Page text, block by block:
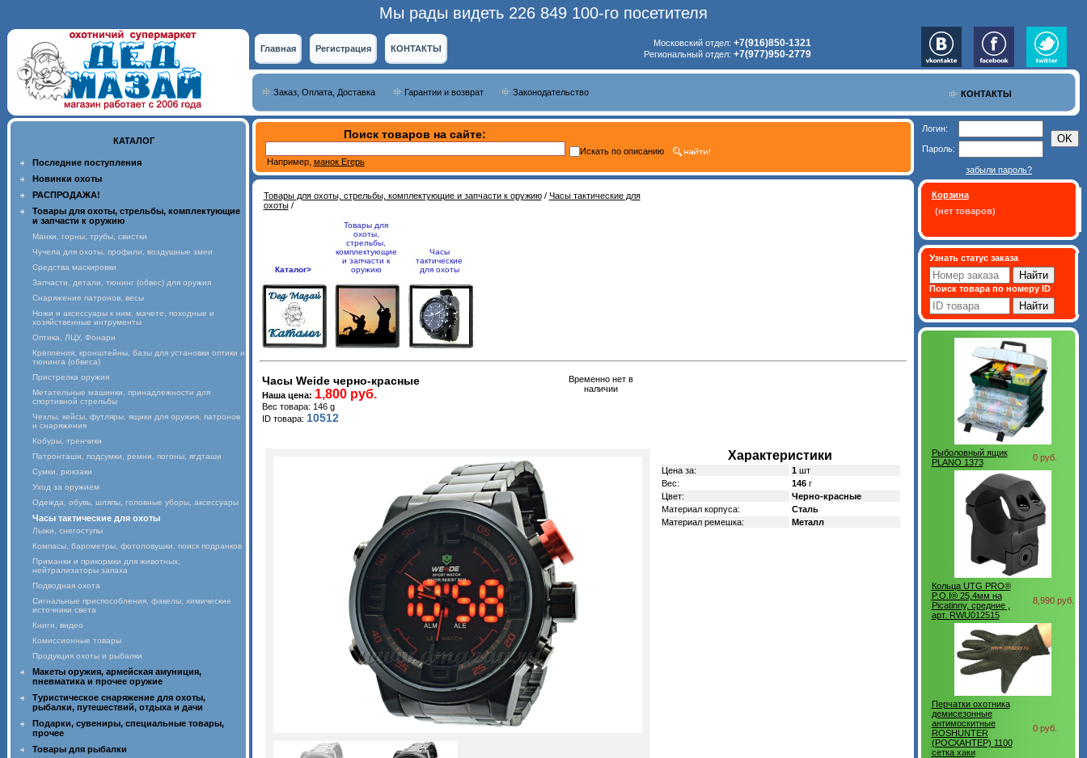
Мы рады видеть 226 849 100-го посетителя
Главная Регистрация КОНТАКТЫ
Московский отдел: +7(916)850-1321
Региональный отдел: +7(977)950-2779
КОНТАКТЫ
Заказ, Оплата, Доставка Гарантии и возврат Законодательство
КАТАЛОГ
Последние поступления
Новинки охоты
РАСПРОДАЖА!
Товары для охоты, стрельбы, комплектующие
и запчасти к оружию
Манки, горны, трубы, свистки
Чучела для охоты, профили, воздушные змеи
Средства маскировки
Запчасти, детали, тюнинг (обвес) для оружия
Снаряжение патронов, весы
Ножи и аксессуары к ним, мачете, походные и
хозяйственные интрументы
Оптика, ЛЦУ, Фонари
Крепления, кронштейны, базы для установки оптики и
тюнинга (обвеса)
Пристрелка оружия
Метательные машинки, принадлежности для
спортивной стрельбы
Чехлы, кейсы, футляры, ящики для оружия, патронов
и снаряжения
Кобуры, тренчики
Патронташи, подсумки, ремни, погоны, ягдташи
Сумки, рюкзаки
Уход за оружием
Одежда, обувь, шляпы, головные уборы, аксессуары
Часы тактические для охоты
Лыжи, снегоступы
Компасы, барометры, фотоловушки, поиск подранков
Приманки и прикормки для животных,
нейтрализаторы запаха
Подводная охота
Сигнальные приспособления, факелы, химические
источники света
Книги, видео
Комиссионные товары
Продукция охоты и рыбалки
Макеты оружия, армейская амуниция,
пневматика и прочее оружие
Туристическое снаряжение для охоты,
рыбалки, путешествий, отдыха и дачи
Подарки, сувениры, специальные товары,
прочее
Товары для рыбалки
Поиск товаров на сайте:
Например, манок Егерь
Искать по описанию
Товары для охоты, стрельбы, комплектующие и запчасти к оружию/ Часы тактические для
охоты/
Каталог>
Товары для
охоты,
стрельбы,
комплектующие
и запчасти к
оружию
Часы
тактические
для охоты
Часы Weide черно-красные
Наша цена: 1,800 руб.
Вес товара: 146 g
ID товара: 10512
Временно нет в
наличии
Характеристики
Цена за: 1 шт
Вес:
146 г
Цвет:
Черно-красные
Материал корпуса:
Сталь
Материал ремешка:
Металл
Логин:
Пароль:
забыли пароль?
Корзина
(нет товаров)
Узнать статус заказа
Поиск товара по номеру ID
Рыболовный ящик
PLANO 1373
0 руб.
Кольца UTG PRO®
P.O.I® 25,4мм на
Picatinny, средние ,
арт. RWU012515
8,990 руб.
Перчатки охотника
демисезонные
антимоскитные
ROSHUNTER
(РОСХАНТЕР) 1100
сетка хаки
0 руб.